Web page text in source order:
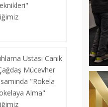
Ustası Canik
Mücevher
"Rokela
Alma"
Mehmet
Yöntemleri II-